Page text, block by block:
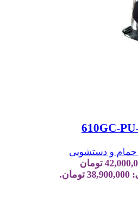
حمام و دستشویی
قیمت اصلی: 42,000,000 تومان